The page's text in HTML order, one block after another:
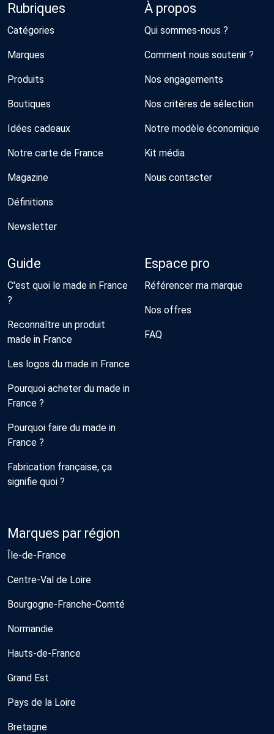
Rubriques
Catégories
Marques
Produits
Boutiques
Idées cadeaux
Notre carte de France
Magazine
Définitions
Newsletter
À propos
Qui sommes-nous ?
Comment nous soutenir ?
Nos engagements
Nos critères de sélection
Notre modèle économique
Kit média
Nous contacter
Guide
C'est quoi le made in France
?
Reconnaître un produit
made in France
Les logos du made in France
Pourquoi acheter du made in
France ?
Pourquoi faire du made in
France ?
Fabrication française, ça
signifie quoi ?
Espace pro
Référencer ma marque
Nos offres
FAQ
Marques par région
Île-de-France
Centre-Val de Loire
Bourgogne-Franche-Comté
Normandie
Hauts-de-France
Grand Est
Pays de la Loire
Bretagne